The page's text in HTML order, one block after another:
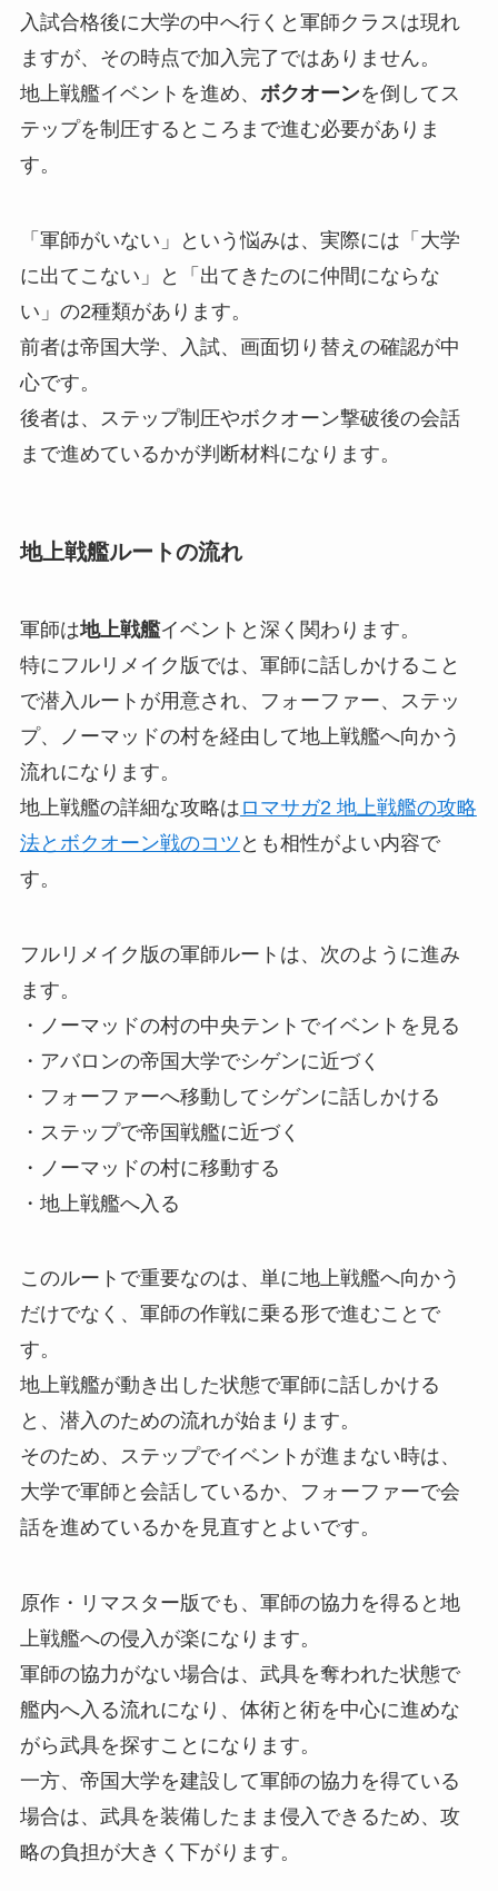
入試合格後に大学の中へ行くと軍師クラスは現れ
ますが、その時点で加入完了ではありません。
地上戦艦イベントを進め、 ボクオーンを倒してス
テップを制圧するところまで進む必要がありま
す。
「軍師がいない」という悩みは、実際には「大学
に出てこない」と「出てきたのに仲間にならな
い」の2種類があります。
前者は帝国大学、入試、画面切り替えの確認が中
心です。
後者は、ステップ制圧やボクオーン撃破後の会話
まで進めているかが判断材料になります。
地上戦艦ルートの流れ
軍師は地上戦艦イベントと深く関わります。
特にフルリメイク版では、軍師に話しかけること
で潜入ルートが用意され、フォーファー、ステッ
プ、ノーマッドの村を経由して地上戦艦へ向かう
流れになります。
地上戦艦の詳細な攻略は ロマサガ2 地上戦艦の攻略
法とボクオーン戦のコツ とも相性がよい内容で
す。
フルリメイク版の軍師ルートは、次のように進み
ます。
・ノーマッドの村の中央テントでイベントを見る
・アバロンの帝国大学でシゲンに近づく
・フォーファーへ移動してシゲンに話しかける
・ステップで帝国戦艦に近づく
・ノーマッドの村に移動する
・地上戦艦へ入る
このルートで重要なのは、単に地上戦艦へ向かう
だけでなく、軍師の作戦に乗る形で進むことで
す。
地上戦艦が動き出した状態で軍師に話しかける
と、潜入のための流れが始まります。
そのため、ステップでイベントが進まない時は、
大学で軍師と会話しているか、フォーファーで会
話を進めているかを見直すとよいです。
原作・リマスター版でも、軍師の協力を得ると地
上戦艦への侵入が楽になります。
軍師の協力がない場合は、武具を奪われた状態で
艦内へ入る流れになり、体術と術を中心に進めな
がら武具を探すことになります。
一方、帝国大学を建設して軍師の協力を得ている
場合は、武具を装備したまま侵入できるため、攻
略の負担が大きく下がります。